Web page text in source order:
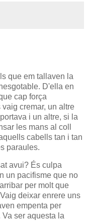
que em tallaven la
D'ella en
cap força
cremar, un altre
i un altre, si la
les mans al coll
cabells tan i tan
paraules.
avui? És culpa
un pacifisme que no
per molt que
deixar enrere uns
empenta per
ser aquesta la